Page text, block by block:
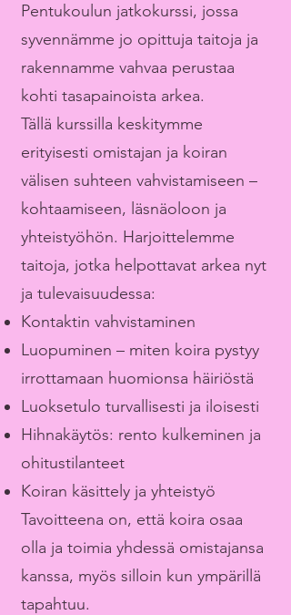
Pentukoulun jatkokurssi, jossa
syvennämme jo opittuja taitoja ja
rakennamme vahvaa perustaa
kohti tasapainoista arkea.
Tällä kurssilla keskitymme
erityisesti omistajan ja koiran
välisen suhteen vahvistamiseen –
kohtaamiseen, läsnäoloon ja
yhteistyöhön. Harjoittelemme
taitoja, jotka helpottavat arkea nyt
ja tulevaisuudessa:
Kontaktin vahvistaminen
Luopuminen – miten koira pystyy
irrottamaan huomionsa häiriöstä
Luoksetulo turvallisesti ja iloisesti
Hihnakäytös: rento kulkeminen ja
ohitustilanteet
Koiran käsittely ja yhteistyö
Tavoitteena on, että koira osaa
olla ja toimia yhdessä omistajansa
kanssa, myös silloin kun ympärillä
tapahtuu.